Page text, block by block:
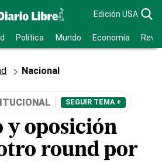
Edición USA
Política Mundo Economía
Nacional
SEGUIR TEMA +
y oposición
round por